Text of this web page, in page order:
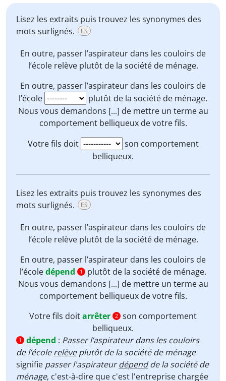
Lisez les extraits puis trouvez les synonymes des
mots surlignés.
ES
En outre, passer l’aspirateur dans les couloirs de
l’école relèveplutôt de la société de ménage.
En outre, passer l’aspirateur dans les couloirs de
l’école
plutôt de la société de ménage.
Nous vous demandons [...] de mettre un termeau
comportement belliqueux de votre fils.
Votre fils doit
son comportement
belliqueux.
Lisez les extraits puis trouvez les synonymes des
mots surlignés.
ES
En outre, passer l’aspirateur dans les couloirs de
l’école relèveplutôt de la société de ménage.
En outre, passer l’aspirateur dans les couloirs de
l’écoledépend 1
plutôt de la société de ménage.
Nous vous demandons [...] de mettre un termeau
comportement belliqueux de votre fils.
Votre fils doitarrêter 2 son comportement
belliqueux.
1 dépend : Passer l’aspirateur dans les couloirs
de l’écolerelèveplutôt de la société de ménage
signifie passer l'aspirateurdépendde la société de
ménage, c'est-à-dire que c'est l'entreprise chargée